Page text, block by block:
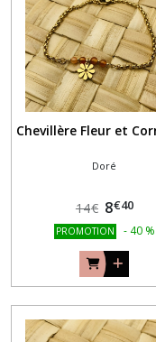
Chevillère Fleur et
Doré
14€ 8€40
PROMOTION - 40 %